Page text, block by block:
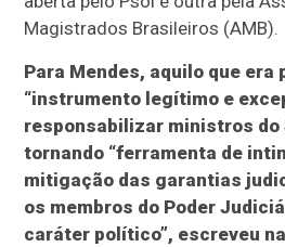
Magistrados Brasileiros (AMB).
Para Mendes, aquilo que era
“instrumento legítimo e
responsabilizar ministros do
tornando “ferramenta de
mitigação das garantias
os membros do Poder
caráter político”, escreveu